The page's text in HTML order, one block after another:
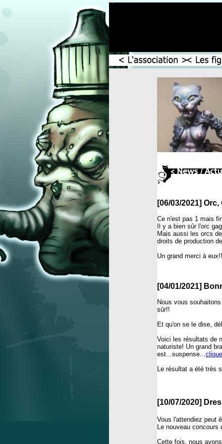
[06/03/2021]
Ce n'est pas 1 mais
Il y a bien sûr l'orc
Mais aussi les orcs
droits de production
Un grand merci à
[04/01/2021]
Nous vous
sûr!!
Et qu'on se le dise,
Voici les résultats de
naturiste! Un grand
est...suspense...
Le résultat a été très
[10/07/2020]
Vous l'attendiez peut
Le nouveau
Cette fois, nous